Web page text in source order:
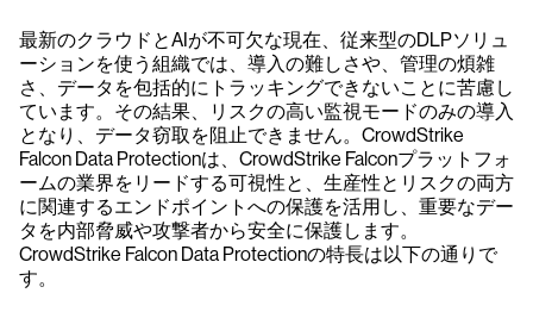
最新のクラウドとAIが不可欠な現在、従来型のDLPソリュ
ーションを使う組織では、導入の難しさや、管理の煩雑
さ、データを包括的にトラッキングできないことに苦慮し
ています。その結果、リスクの高い監視モードのみの導入
となり、データ窃取を阻止できません。CrowdStrike
Falcon Data Protectionは、CrowdStrike Falconプラットフォ
ームの業界をリードする可視性と、生産性とリスクの両方
に関連するエンドポイントへの保護を活用し、重要なデー
タを内部脅威や攻撃者から安全に保護します。
CrowdStrike Falcon Data Protectionの特長は以下の通りで
す。